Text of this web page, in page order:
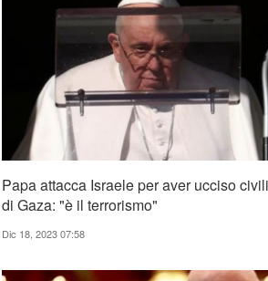
Papa attacca Israele per aver ucciso
di Gaza: "è il terrorismo"
Dic 18, 2023 07:58